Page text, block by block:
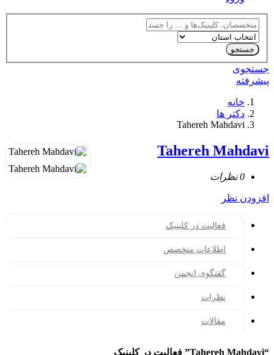
جستجوی
پیشرفته
خانه
دکتر ها
Tahereh Mahdavi
Tahereh Mahdavi
0 نظرات
افزودن نظر
فعالیت در کلینیک
اطلاعات متخصص
گفتگوی انجمن
نظرات
مقالات
“Tahereh Mahdavi” فعالیت در کلینیک